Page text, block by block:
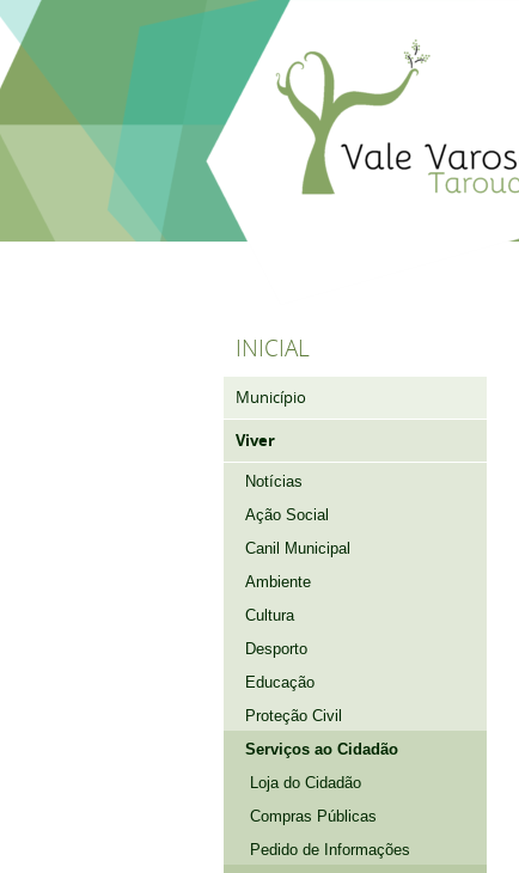
INICIAL
Município
Viver
Notícias
Ação Social
Canil Municipal
Ambiente
Cultura
Desporto
Educação
Proteção Civil
Serviços ao Cidadão
Loja do Cidadão
Compras Públicas
Pedido de Informações